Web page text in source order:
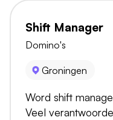
Shift Manager
Domino's
Groningen
Word shift
Veel